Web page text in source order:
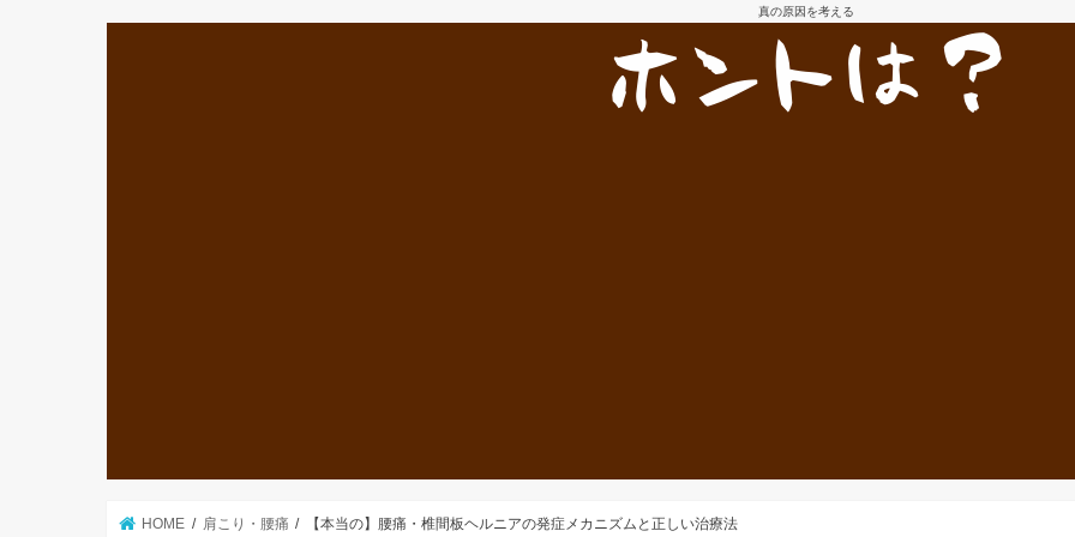
真の原因を考える
HOME 肩こり・腰痛 【本当の】腰痛・椎間板ヘルニアの発症メカニズムと正しい治療法